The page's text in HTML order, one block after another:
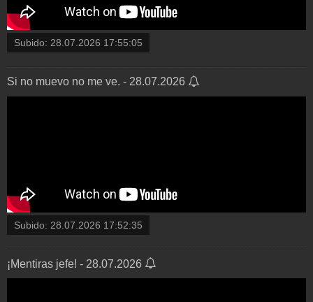
Subido: 28.07.2026 17:55:05
Si no muevo no me ve. - 28.07.2026
Subido: 28.07.2026 17:52:35
¡Mentiras jefe! - 28.07.2026